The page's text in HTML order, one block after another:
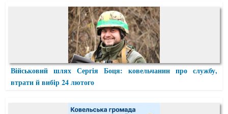
Військовий шлях Сергія Боця: ковельчанин про службу,
втрати й вибір 24 лютого